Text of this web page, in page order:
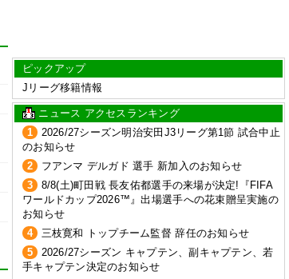
ピックアップ
Jリーグ移籍情報
ニュース アクセスランキング
1
2026/27シーズン明治安田J3リーグ第1節 試合中止
のお知らせ
2
フアンマ デルガド 選手 新加入のお知らせ
3
8/8(土)町田戦 長友佑都選手の来場が決定!『FIFA
ワールドカップ2026™』出場選手への花束贈呈実施の
お知らせ
4
三枝寛和 トップチーム監督 辞任のお知らせ
5
2026/27シーズン キャプテン、副キャプテン、若
手キャプテン決定のお知らせ